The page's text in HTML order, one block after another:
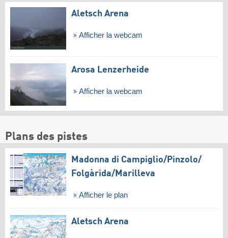
Aletsch Arena
Afficher la webcam
Arosa Lenzerheide
Afficher la webcam
Plans des pistes
Madonna di Campiglio/​Pinzolo/​
Folgàrida/​Marilleva
Afficher le plan
Aletsch Arena